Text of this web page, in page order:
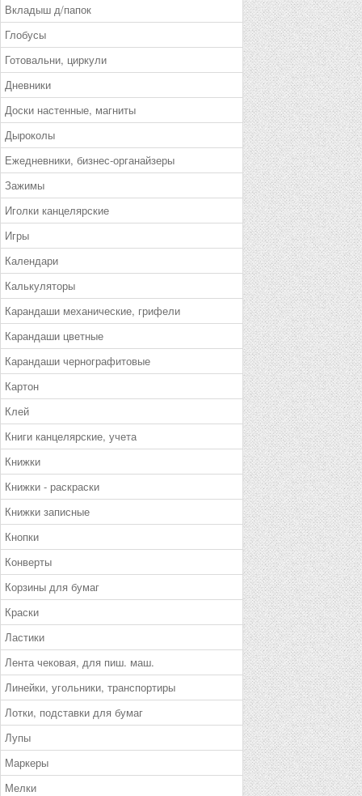
Вкладыш д/папок
Глобусы
Готовальни, циркули
Дневники
Доски настенные, магниты
Дыроколы
Ежедневники, бизнес-органайзеры
Зажимы
Иголки канцелярские
Игры
Календари
Калькуляторы
Карандаши механические, грифели
Карандаши цветные
Карандаши чернографитовые
Картон
Клей
Книги канцелярские, учета
Книжки
Книжки - раскраски
Книжки записные
Кнопки
Конверты
Корзины для бумаг
Краски
Ластики
Лента чековая, для пиш. маш.
Линейки, угольники, транспортиры
Лотки, подставки для бумаг
Лупы
Маркеры
Мелки